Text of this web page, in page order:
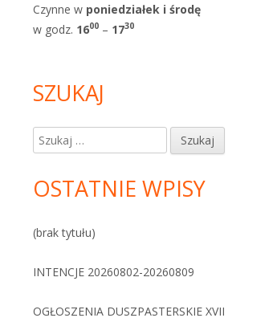
Czynne w poniedziałek iśrodę
w godz. 1600 – 1730
SZUKAJ
Szukaj:
OSTATNIE WPISY
(brak tytułu)
INTENCJE 20260802-20260809
OGŁOSZENIA DUSZPASTERSKIE XVII